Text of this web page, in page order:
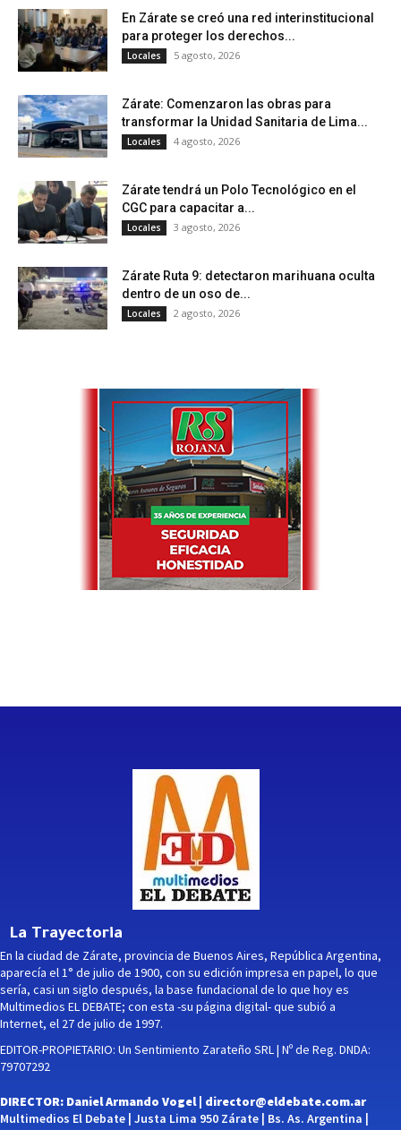
En Zárate se creó una red interinstitucional
para proteger los derechos...
Locales 5 agosto, 2026
Zárate: Comenzaron las obras para
transformar la Unidad Sanitaria de Lima...
Locales 4 agosto, 2026
Zárate tendrá un Polo Tecnológico en el
CGC para capacitar a...
Locales 3 agosto, 2026
Zárate Ruta 9: detectaron marihuana oculta
dentro de un oso de...
Locales 2 agosto, 2026
La Trayectoria
En la ciudad de Zárate, provincia de Buenos Aires, República Argentina,
aparecía el 1° de julio de 1900, con su edición impresa en papel, lo que
sería, casi un siglo después, la base fundacional de lo que hoy es
Multimedios EL DEBATE; con esta -su página digital- que subió a
Internet, el 27 de julio de 1997.
EDITOR-PROPIETARIO: Un Sentimiento Zarateño SRL | Nº de Reg. DNDA:
79707292
DIRECTOR: Daniel Armando Vogel | director@eldebate.com.ar
Multimedios El Debate | Justa Lima 950 Zárate | Bs. As. Argentina |